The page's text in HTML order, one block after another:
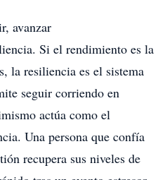
avanzar
Si el rendimiento es la
la resiliencia es el sistema
seguir corriendo en
actúa como el
Una persona que confía
recupera sus niveles de